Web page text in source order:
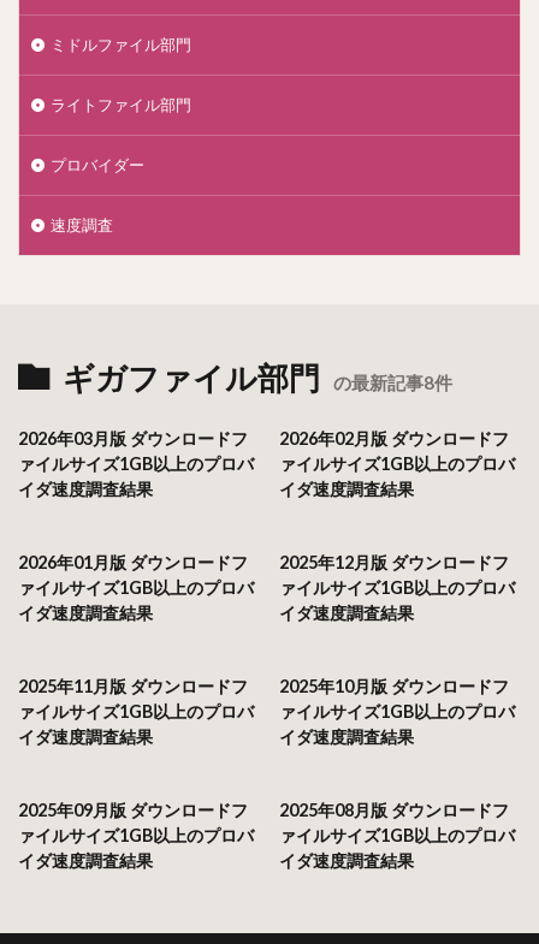
ミドルファイル部門
ライトファイル部門
プロバイダー
速度調査
ギガファイル部門 の最新記事8件
2026年03月版 ダウンロードフ
ァイルサイズ1GB以上のプロバ
イダ速度調査結果
2026年02月版 ダウンロードフ
ァイルサイズ1GB以上のプロバ
イダ速度調査結果
2026年01月版 ダウンロードフ
ァイルサイズ1GB以上のプロバ
イダ速度調査結果
2025年12月版 ダウンロードフ
ァイルサイズ1GB以上のプロバ
イダ速度調査結果
2025年11月版 ダウンロードフ
ァイルサイズ1GB以上のプロバ
イダ速度調査結果
2025年10月版 ダウンロードフ
ァイルサイズ1GB以上のプロバ
イダ速度調査結果
2025年09月版 ダウンロードフ
ァイルサイズ1GB以上のプロバ
イダ速度調査結果
2025年08月版 ダウンロードフ
ァイルサイズ1GB以上のプロバ
イダ速度調査結果